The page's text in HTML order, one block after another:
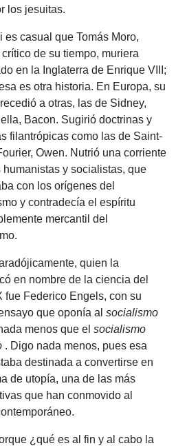
los jesuitas.
que Tomás Moro,
de su tiempo, muriera
en la Inglaterra de Enrique VIII;
es otra historia. En Europa, su
a otras, las de Sidney,
Bacon. Sugirió doctrinas y
filantrópicas como las de Saint-
Owen. Nutrió una corriente
humanistas y socialistas, que
con los orígenes del
y contradecía el espíritu
mercantil del
quien la
en nombre de la ciencia del
fue Federico Engels, con su
que oponía al socialismo
menos que el socialismo
. Digo nada menos, pues esa
destinada a convertirse en
de utopía, una de las más
que han conmovido al
¿qué es al fin y al cabo la